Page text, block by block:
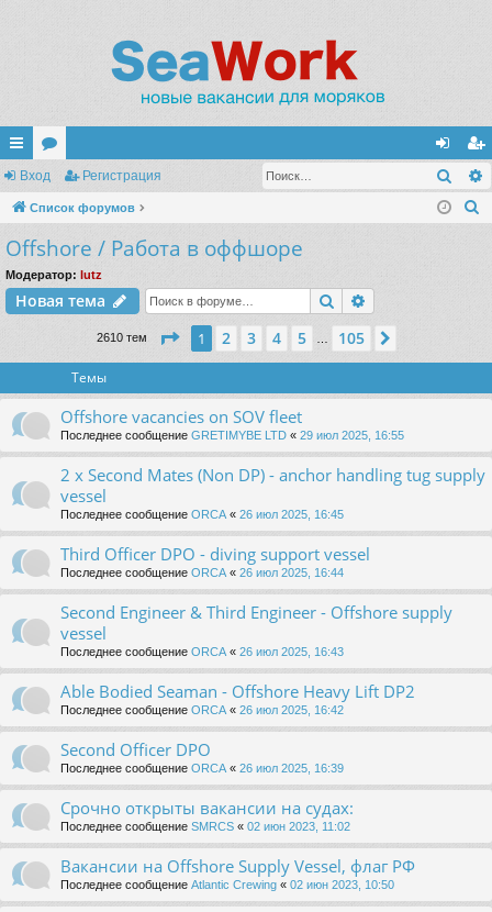
с
ы
лк
и
ор
ум
ы
хо
д
ег
ис
Вход Регистрация
Список форумов
Offshore / Работа в оффшоре
Модератор: lutz
Новая тема Поиск
2610 тем Страница из 105
1 2 3 4 5 105
Темы
Offshore vacancies on SOV fleet
Последнее сообщение GRETIMYBE LTD « 29 июл 2025, 16:55
2 x Second Mates (Non DP) - anchor handling tug supply
vessel
Последнее сообщение ORCA « 26 июл 2025, 16:45
Third Officer DPO - diving support vessel
Последнее сообщение ORCA « 26 июл 2025, 16:44
Second Engineer & Third Engineer - Offshore supply
vessel
Последнее сообщение ORCA « 26 июл 2025, 16:43
Able Bodied Seaman - Offshore Heavy Lift DP2
Последнее сообщение ORCA « 26 июл 2025, 16:42
Second Officer DPO
Последнее сообщение ORCA « 26 июл 2025, 16:39
Срочно открыты вакансии на судах:
Последнее сообщение SMRCS « 02 июн 2023, 11:02
Вакансии на Offshore Supply Vessel, флаг РФ
Последнее сообщение Atlantic Crewing « 02 июн 2023, 10:50